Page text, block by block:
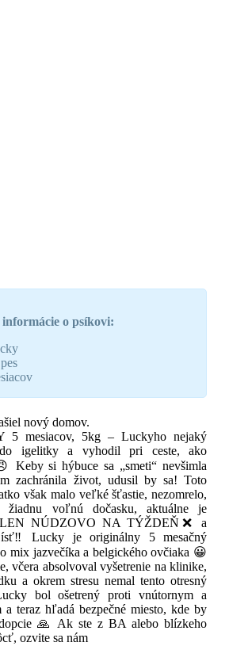
o psíkovi:
pes
nový domov.
5 mesiacov, 5kg – Luckyho nejaký
do igelitky a vyhodil pri ceste, ako
Keby si hýbuce sa „smeti“ nevšimla
zachránila život, udusil by sa! Toto
však malo veľké šťastie, nezomrelo,
žiadnu voľnú dočasku, aktuálne je
NÚDZOVO NA TÝŽDEŇ❌ a
ísť‼️Lucky je originálny 5 mesačný
mix jazvečíka a belgického ovčiaka 😀
včera absolvoval vyšetrenie na klinike,
a okrem stresu nemal tento otresný
bol ošetrený proti vnútornym a
a teraz hľadá bezpečné miesto, kde by
🙏 Ak ste z BA alebo blízkeho
ozvite sa nám